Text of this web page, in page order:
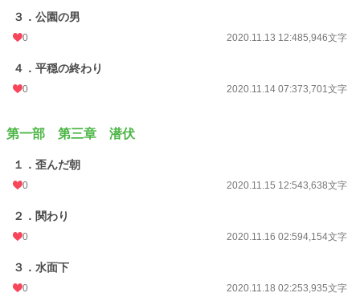
３．公園の男
0 2020.11.13 12:485,946文字
４．平穏の終わり
0 2020.11.14 07:373,701文字
第一部 第三章 潜伏
１．歪んだ朝
0 2020.11.15 12:543,638文字
２．関わり
0 2020.11.16 02:594,154文字
３．水面下
0 2020.11.18 02:253,935文字